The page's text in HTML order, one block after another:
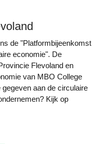
economie". De
Flevoland en
van MBO College
aan de circulaire
Kijk op